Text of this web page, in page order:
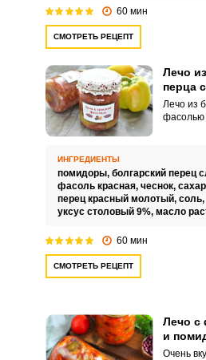
60 мин
СМОТРЕТЬ РЕЦЕПТ
Лечо
перца
Лечо из
фасолью
гарниром
варианте
специй.
ИНГРЕДИЕНТЫ
помидоры, болгарский перец
фасоль красная, чеснок,
перец красный молотый, соль,
уксус столовый 9%, масло
60 мин
СМОТРЕТЬ РЕЦЕПТ
Лечо с
и
Очень